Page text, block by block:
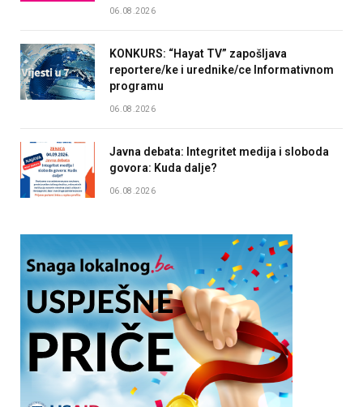
06.08.2026
KONKURS: “Hayat TV” zapošljava
reportere/ke i urednike/ce Informativnom
programu
06.08.2026
Javna debata: Integritet medija i sloboda
govora: Kuda dalje?
06.08.2026